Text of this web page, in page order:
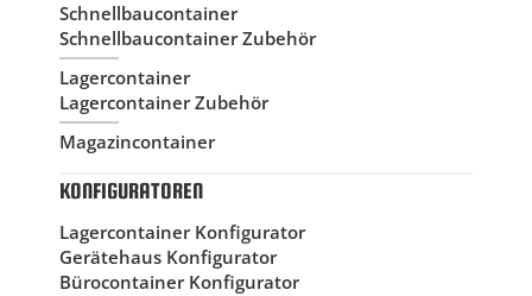
Schnellbaucontainer
Schnellbaucontainer Zubehör
Lagercontainer
Lagercontainer Zubehör
Magazincontainer
KONFIGURATOREN
Lagercontainer Konfigurator
Gerätehaus Konfigurator
Bürocontainer Konfigurator